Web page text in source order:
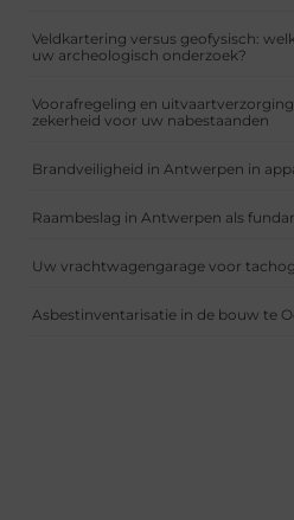
Veldkartering versus geofysisch:
uw archeologisch onderzoek?
Voorafregeling en
zekerheid voor uw nabestaanden
Brandveiligheid in Antwerpen in
Raambeslag in Antwerpen als
Uw vrachtwagengarage voor
Asbestinventarisatie in de bouw te